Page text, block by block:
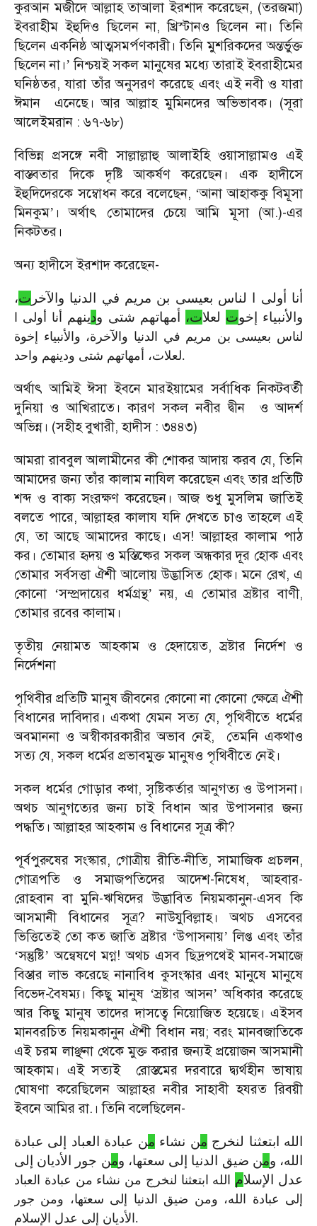
কুরআন মজীদে আল্লাহ তাআলা ইরশাদ করেছেন, (তরজমা)
ইবরাহীম ইহুদিও ছিলেন না, খ্রিস্টানও ছিলেন না। তিনি
ছিলেন একনিষ্ঠ আত্মসমর্পণকারী। তিনি মুশরিকদের অন্তর্ভুক্ত
ছিলেন না।’ নিশ্চয়ই সকল মানুষের মধ্যে তারাই ইবরাহীমের
ঘনিষ্ঠতর, যারা তাঁর অনুসরণ করেছে এবং এই নবী ও যারা
ঈমান
এনেছে। আর আল্লাহ মুমিনদের অভিভাবক। (সূরা
আলেইমরান : ৬৭-৬৮)
বিভিন্ন প্রসঙ্গে নবী সাল্লাল্লাহু আলাইহি ওয়াসাল্লামও এই
বাস্তবতার দিকে দৃষ্টি আকর্ষণ করেছেন। এক হাদীসে
ইহুদিদেরকে সম্বোধন করে বলেছেন, ‘আনা আহাককু বিমূসা
মিনকুম’ । অর্থাৎ তোমাদের চেয়ে আমি মূসা (আ.)-এর
নিকটতর।
অন্য হাদীসে ইরশাদ করেছেন-
أنا أولى لناس بعيسى بن مريم في الدنيا والآخر ت،
والأنبياء
إخوت لعلات، أمهاتهم شتى ودينهم
أنا أولى ا
لناس بعيسى بن مريم في الدنيا والآخرة، والأنبياء إخوة
لعلات، أمهاتهم شتى ودينهم واحد.
অর্থাৎ আমিই ঈসা ইবনে মারইয়ামের সর্বাধিক নিকটবর্তী
দুনিয়া ও আখিরাতে। কারণ সকল নবীর দ্বীন
ও আদর্শ
অভিন্ন। (সহীহ বুখারী, হাদীস : ৩৪৪৩)
আমরা রাববুল আলামীনের কী শোকর আদায় করব যে, তিনি
আমাদের জন্য তাঁর কালাম নাযিল করেছেন এবং তার প্রতিটি
শব্দ ও বাক্য সংরক্ষণ করেছেন। আজ শুধু মুসলিম জাতিই
বলতে পারে, আল্লাহর কালায যদি দেখতে চাও তাহলে এই
যে, তা আছে আমাদের কাছে। এস! আল্লাহর কালাম পাঠ
কর। তোমার হৃদয় ও মস্তিষ্কের সকল অন্ধকার দূর হোক এবং
তোমার সর্বসত্তা ঐশী আলোয় উদ্ভাসিত হোক। মনে রেখ, এ
কোনো ‘সম্প্রদায়ের ধর্মগ্রন্থ’ নয়, এ তোমার স্রষ্টার বাণী,
তোমার রবের কালাম।
তৃতীয় নেয়ামত আহকাম ও হেদায়েত, স্রষ্টার নির্দেশ ও
নির্দেশনা
পৃথিবীর প্রতিটি মানুষ জীবনের কোনো না কোনো ক্ষেত্রে ঐশী
বিধানের দাবিদার। একথা যেমন সত্য যে, পৃথিবীতে ধর্মের
অবমাননা ও অস্বীকারকারীর অভাব নেই,
তেমনি একথাও
সত্য যে, সকল ধর্মের প্রভাবমুক্ত মানুষও পৃথিবীতে নেই।
সকল ধর্মের গোড়ার কথা, সৃষ্টিকর্তার আনুগত্য ও উপাসনা।
অথচ আনুগত্যের জন্য চাই বিধান আর উপাসনার জন্য
পদ্ধতি। আল্লাহর আহকাম ও বিধানের সূত্র কী?
পূর্বপুরুষের সংস্কার, গোত্রীয় রীতি-নীতি, সামাজিক প্রচলন,
গোত্রপতি ও সমাজপতিদের আদেশ-নিষেধ, আহবার-
রোহবান বা মুনি-ঋষিদের উদ্ভাবিত নিয়মকানুন-এসব কি
আসমানী বিধানের সূত্র? নাউযুবিল্লাহ। অথচ এসবের
ভিত্তিতেই তো কত জাতি স্রষ্টার ‘উপাসনায়’ লিপ্ত এবং তাঁর
‘সন্তুষ্টি’ অন্বেষণে মগ্ন! অথচ এসব ছিদ্রপথেই মানব-সমাজে
বিস্তার লাভ করেছে নানাবিধ কুসংস্কার এবং মানুষে মানুষে
বিভেদ-বৈষম্য। কিছু মানুষ ‘স্রষ্টার আসন’ অধিকার করেছে
আর কিছু মানুষ তাদের দাসত্বে নিয়োজিত হয়েছে। এইসব
মানবরচিত নিয়মকানুন ঐশী বিধান নয়; বরং মানবজাতিকে
এই চরম লাঞ্ছনা থেকে মুক্ত করার জন্যই প্রয়োজন আসমানী
আহকাম। এই সত্যই
রোস্তমের দরবারে দ্ব্যর্থহীন ভাষায়
ঘোষণা করেছিলেন আল্লাহর নবীর সাহাবী হযরত রিবয়ী
ইবনে আমির রা.। তিনি বলেছিলেন-
الله ابتعثنا لنخرج من نشاء من عبادة العباد إلى عبادة
الله، ومن ضيق الدنيا إلى سعتها، ومن جور الأديان
إلى
عدل
الإسلام
الله ابتعثنا لنخرج من نشاء من عبادة العباد
إلى عبادة الله، ومن ضيق الدنيا إلى سعتها، ومن جور
الأديان إلى عدل الإسلام.